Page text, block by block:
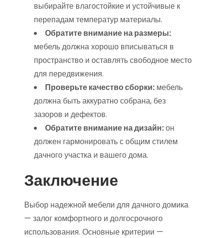
выбирайте влагостойкие и устойчивые к
перепадам температур материалы.
Обратите внимание на размеры:
мебель должна хорошо вписываться в
пространство и оставлять свободное место
для передвижения.
Проверьте качество сборки: мебель
должна быть аккуратно собрана, без
зазоров и дефектов.
Обратите внимание на дизайн:он
должен гармонировать с общим стилем
дачного участка и вашего дома.
Заключение
Выбор надежной мебели для дачного домика
— залог комфортного и долгосрочного
использования. Основные критерии —